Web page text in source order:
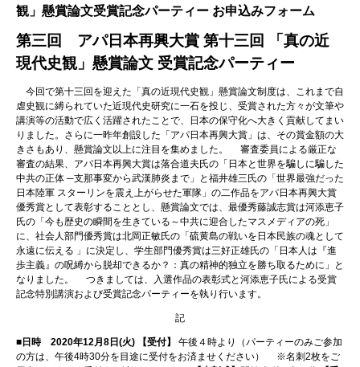
観」懸賞論文受賞記念パーティー お申込みフォーム
第三回 アパ日本再興大賞 第十三回 「真の近
現代史観」懸賞論文 受賞記念パーティー
今回で第十三回を迎えた「真の近現代史観」懸賞論文制度は、これまで自
虐史観に縛られていた近現代史研究に一石を投じ、受賞された方々が文筆や
講演等の活動で広く活躍されたことで、日本の保守化へ大きく貢献してまい
りました。さらに一昨年創設した「アパ日本再興大賞」は、その賞金額の大
きさもあり、懸賞論文以上に注目を集めました。 審査委員による厳正な
審査の結果、アパ日本再興大賞は落合道夫氏の「日本と世界を騙しに騙した
中共の正体 ─支那事変から武漢肺炎まで」と福井雄三氏の「世界最強だった
日本陸軍 スターリンを震え上がらせた軍隊」の二作品をアパ日本再興大賞
優秀賞として表彰することとし、懸賞論文では、最優秀藤誠志賞は河添恵子
氏の「今も歴史の瞬間を生きている～中共に迎合したマスメディアの死」
に、社会人部門優秀賞は北岡正敏氏の「硫黄島の戦いを日本民族の魂として
永遠に伝える 」に決定し、学生部門優秀賞は三好正雄氏の「日本人は『進
歩主義』の呪縛から脱却できるか？：真の精神的独立を勝ち取るために」と
なりました。 つきましては、入選作品の表彰式と河添恵子氏による受賞
記念特別講演および受賞記念パーティーを執り行います。
記
■日時 2020年12月8日(火) 【受付】
午後４時より（パーティーのみご参加
の方は、午後4時30分を目途に受付をお済ませください） ※名刺2枚をご